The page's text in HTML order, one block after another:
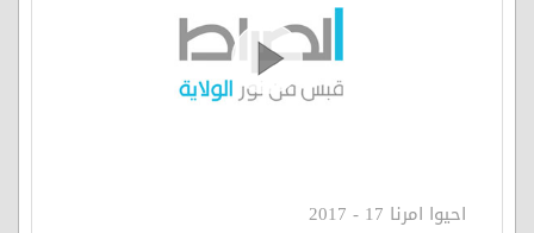
احيوا امرنا 17 - 2017